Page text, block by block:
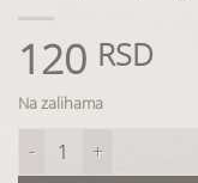
120 RSD
Na zalihama
Korpa-papirna količina